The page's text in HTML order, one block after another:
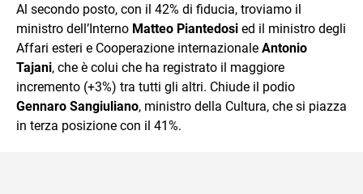
Al secondo posto, con il 42% di fiducia, troviamo il
ministro dell’Interno Matteo Piantedosi ed il ministro degli
Affari esteri e Cooperazione internazionale Antonio
Tajani, che è colui che ha registrato il maggiore
incremento (+3%) tra tutti gli altri. Chiude il podio
Gennaro Sangiuliano, ministro della Cultura, che si piazza
in terza posizione con il 41%.